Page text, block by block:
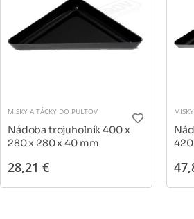
MISKY A TÁCKY DO PULTOV
Nádoba trojuholník 400 x
280 x 280 x 40 mm
28,21 €
420